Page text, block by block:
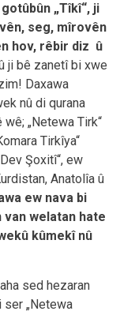
„Tîkî“, ji
seg, mîrovên
hov, rêbir diz û
ji bê zanetî bi xwe
Daxawa
nû di qurana
„Netewa Tirk“
Tirkîya“
Şoxitî“, ew
Anatolîa û
ew nava bi
van welatan hate
kûmekî nû
sed hezaran
ser „Netewa